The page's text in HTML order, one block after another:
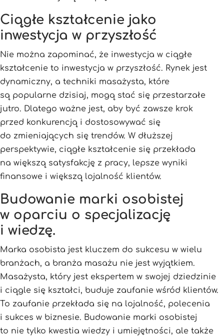
Ciągłe kształcenie jako
inwestycja w przyszłość
Nie można zapominać, że inwestycja w ciągłe
kształcenie to inwestycja w przyszłość. Rynek jest
dynamiczny, a techniki masażysta, które
są popularne dzisiaj, mogą stać się przestarzałe
jutro. Dlatego ważne jest, aby być zawsze krok
przed konkurencją i dostosowywać się
do zmieniających się trendów. W dłuższej
perspektywie, ciągłe kształcenie się przekłada
na większą satysfakcję z pracy, lepsze wyniki
finansowe i większą lojalność klientów.
Budowanie marki osobistej
w oparciu o specjalizację
i wiedzę.
Marka osobista jest kluczem do sukcesu w wielu
branżach, a branża masażu nie jest wyjątkiem.
Masażysta, który jest ekspertem w swojej dziedzinie
i ciągle się kształci, buduje zaufanie wśród klientów.
To zaufanie przekłada się na lojalność, polecenia
i sukces w biznesie. Budowanie marki osobistej
to nie tylko kwestia wiedzy i umiejętności, ale także